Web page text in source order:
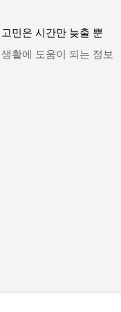
고민은 시간만 늦출 뿐
생활에 도움이 되는 정보